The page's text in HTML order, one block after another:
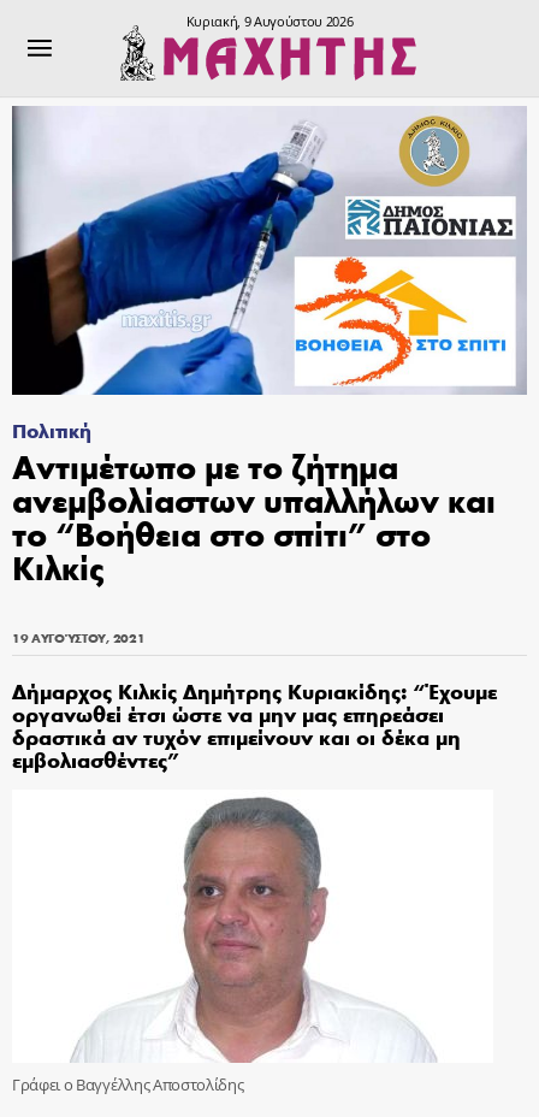
Κυριακή, 9 Αυγούστου 2026
Πολιτική
Αντιμέτωπο με το ζήτημα
ανεμβολίαστων υπαλλήλων και
το “Βοήθεια στο σπίτι” στο
Κιλκίς
19 ΑΥΓΟΎΣΤΟΥ, 2021
Δήμαρχος Κιλκίς Δημήτρης Κυριακίδης: “Έχουμε
οργανωθεί έτσι ώστε να μην μας επηρεάσει
δραστικά αν τυχόν επιμείνουν και οι δέκα μη
εμβολιασθέντες”
Γράφει ο Βαγγέλλης Αποστολίδης